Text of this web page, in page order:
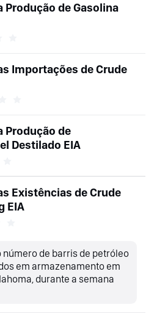
Produção de Gasolina
Importações de Crude
Produção de
Destilado EIA
Existências de Crude
EIA
número de barris de petróleo
em armazenamento em
durante a semana